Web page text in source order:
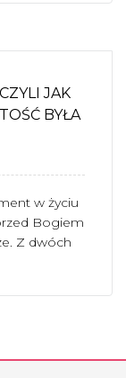
JAK
BYŁA
w życiu
Bogiem
Z dwóch